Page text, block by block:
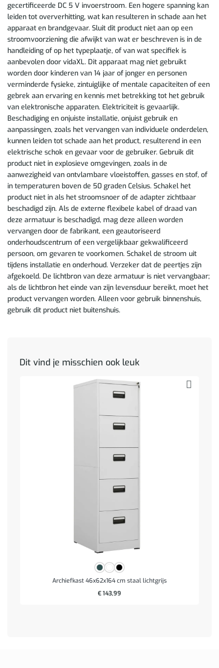
gecertificeerde DC 5 V invoerstroom. Een hogere spanning kan
leiden tot oververhitting, wat kan resulteren in schade aan het
apparaat en brandgevaar. Sluit dit product niet aan op een
stroomvoorziening die afwijkt van wat er beschreven is in de
handleiding of op het typeplaatje, of van wat specifiek is
aanbevolen door vidaXL. Dit apparaat mag niet gebruikt
worden door kinderen van 14 jaar of jonger en personen
verminderde fysieke, zintuiglijke of mentale capaciteiten of een
gebrek aan ervaring en kennis met betrekking tot het gebruik
van elektronische apparaten. Elektriciteit is gevaarlijk.
Beschadiging en onjuiste installatie, onjuist gebruik en
aanpassingen, zoals het vervangen van individuele onderdelen,
kunnen leiden tot schade aan het product, resulterend in een
elektrische schok en gevaar voor de gebruiker. Gebruik dit
product niet in explosieve omgevingen, zoals in de
aanwezigheid van ontvlambare vloeistoffen, gasses en stof, of
in temperaturen boven de 50 graden Celsius. Schakel het
product niet in als het stroomsnoer of de adapter zichtbaar
beschadigd zijn. Als de externe flexibele kabel of draad van
deze armatuur is beschadigd, mag deze alleen worden
vervangen door de fabrikant, een geautoriseerd
onderhoudscentrum of een vergelijkbaar gekwalificeerd
persoon, om gevaren te voorkomen. Schakel de stroom uit
tijdens installatie en onderhoud. Verzeker dat de peertjes zijn
afgekoeld. De lichtbron van deze armatuur is niet vervangbaar;
als de lichtbron het einde van zijn levensduur bereikt, moet het
product vervangen worden. Alleen voor gebruik binnenshuis,
gebruik dit product niet buitenshuis.
Dit vind je misschien ook leuk
Archiefkast 46x62x164 cm staal lichtgrijs
€143,99